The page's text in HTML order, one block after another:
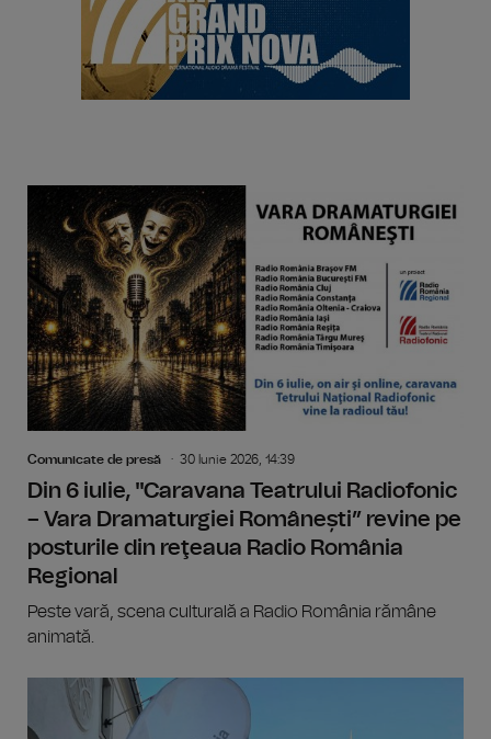
Comunicate de presă 30 Iunie 2026, 14:39
Din 6 iulie, "Caravana Teatrului Radiofonic
– Vara Dramaturgiei Românești” revine pe
posturile din reţeaua Radio România
Regional
Peste vară, scena culturală a Radio România rămâne
animată.